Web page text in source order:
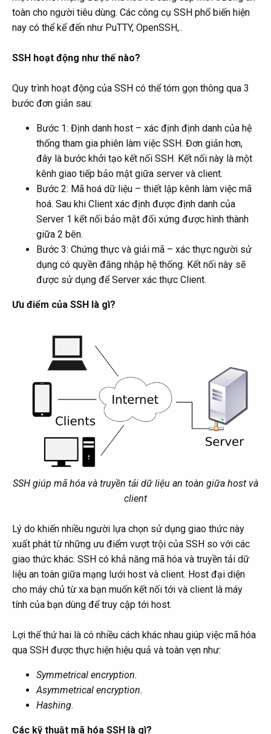
toàn cho người tiêu dùng. Các công cụ SSH phổ biến hiện
nay có thể kể đến như PuTTY, OpenSSH,..
SSH hoạt động như thế nào?
Quy trình hoạt động của SSH có thể tóm gọn thông qua 3
bước đơn giản sau:
Bước 1: Định danh host – xác định định danh của hệ
thống tham gia phiên làm việc SSH. Đơn giản hơn,
đây là bước khởi tạo kết nối SSH. Kết nối này là một
kênh giao tiếp bảo mật giữa server và client.
Bước 2: Mã hoá dữ liệu – thiết lập kênh làm việc mã
hoá. Sau khi Client xác định được định danh của
Server 1 kết nối bảo mật đối xứng được hình thành
giữa 2 bên.
Bước 3: Chứng thực và giải mã – xác thực người sử
dụng có quyền đăng nhập hệ thống. Kết nối này sẽ
được sử dụng để Server xác thực Client.
Ưu điểm của SSH là gì?
SSH giúp mã hóa và truyền tải dữ liệu an toàn giữa host và
client
Lý do khiến nhiều người lựa chọn sử dụng giao thức này
xuất phát từ những ưu điểm vượt trội của SSH so với các
giao thức khác. SSH có khả năng mã hóa và truyền tải dữ
liệu an toàn giữa mạng lưới host và client. Host đại diện
cho máy chủ từ xa bạn muốn kết nối tới và client là máy
tính của bạn dùng để truy cập tới host.
Lợi thế thứ hai là có nhiều cách khác nhau giúp việc mã hóa
qua SSH được thực hiện hiệu quả và toàn vẹn như:
Symmetrical encryption.
Asymmetrical encryption.
Hashing.
Các kỹ thuật mã hóa SSH là gì?